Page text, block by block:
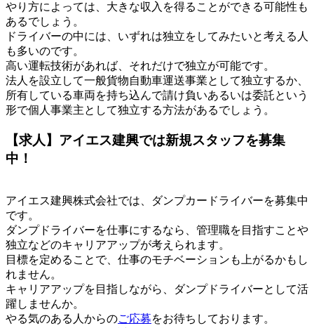
やり方によっては、大きな収入を得ることができる可能性も
あるでしょう。
ドライバーの中には、いずれは独立をしてみたいと考える人
も多いのです。
高い運転技術があれば、それだけで独立が可能です。
法人を設立して一般貨物自動車運送事業として独立するか、
所有している車両を持ち込んで請け負いあるいは委託という
形で個人事業主として独立する方法があるでしょう。
【求人】アイエス建興では新規スタッフを募集
中！
アイエス建興株式会社では、ダンプカードライバーを募集中
です。
ダンプドライバーを仕事にするなら、管理職を目指すことや
独立などのキャリアアップが考えられます。
目標を定めることで、仕事のモチベーションも上がるかもし
れません。
キャリアアップを目指しながら、ダンプドライバーとして活
躍しませんか。
やる気のある人からのご応募をお待ちしております。